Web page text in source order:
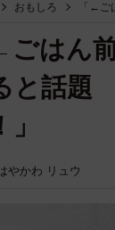
おもしろ 「←
ごはん
と話題
」
やかわ リュウ